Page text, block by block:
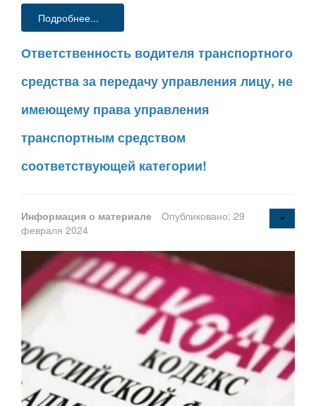
Подробнее...
Ответственность водителя транспортного
средства за передачу управления лицу, не
имеющему права управления
транспортным средством
соответствующей категории!
Информация о материале
Опубликовано: 29
февраля 2024